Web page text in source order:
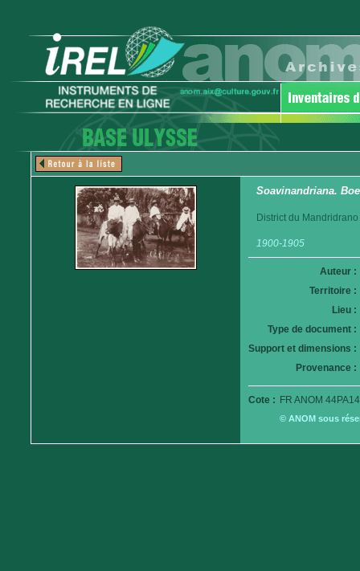
Soavinandriana.
District du Mandridrano
1900-1905
Auteur :
Territoire :
Lieu :
Type de document :
Support et dimensions :
Provenance :
Cote : FR ANOM
© ANOM sous